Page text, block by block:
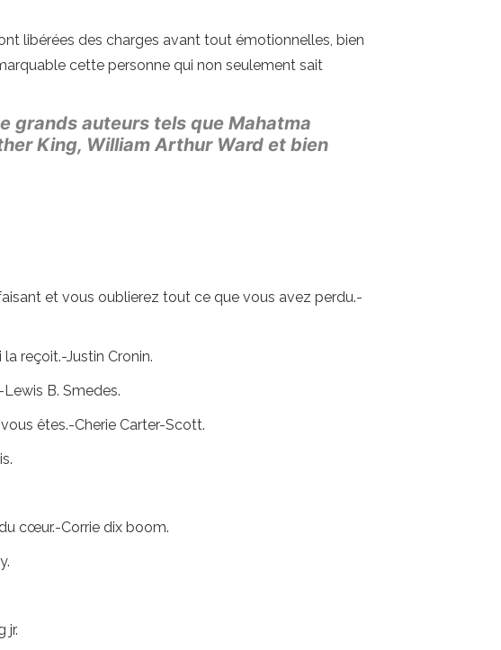
libérées des charges avant tout émotionnelles, bien
cette personne qui non seulement sait
grands auteurs tels que Mahatma
King, William Arthur Ward et bien
et vous oublierez tout ce que vous avez perdu.-
reçoit.-Justin Cronin.
B. Smedes.
êtes.-Cherie Carter-Scott.
cœur.-Corrie dix boom.
jr.